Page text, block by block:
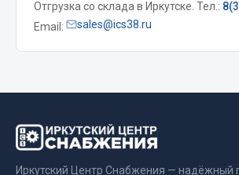
Весь раздел
Тормозная система
Отгрузка со склада в Иркутске. Тел.:
Email:
sales@ics38.ru
Иркутский Центр Снабжения — надёжный